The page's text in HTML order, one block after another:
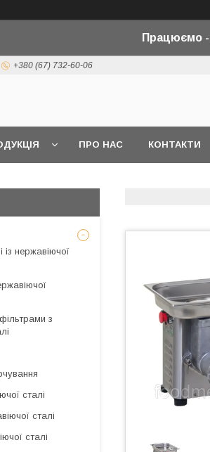
Працюємо -
+380 (67) 732-60-06
ПРО НАС КОНТАКТИ
нержавіючої
з
сталі
сталі
сталі